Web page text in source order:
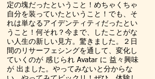
定の塊だったということ！めちゃくちゃ
自分を装っていたということ！でも、そ
れは単なるアイデンティティだったとい
うこと！何それ？今まで、したことがな
い人生の新しい見方。驚きました。２日
間のリサーフェシングを通して、変化し
ていくのが 感じられ Avatar に 益々興味
が 出ました。やってみないと分からな